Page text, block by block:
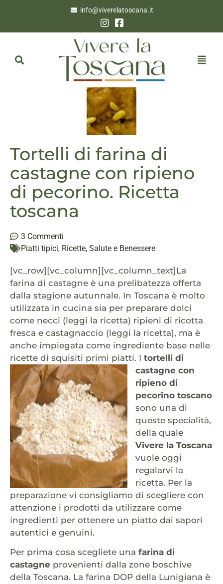
info@viverelatoscana.it
Tortelli di farina di
castagne con ripieno
di pecorino. Ricetta
toscana
3 Commenti
Piatti tipici, Ricette, Salute e Benessere
[vc_row][vc_column][vc_column_text]La
farina di castagne è una prelibatezza offerta
dalla stagione autunnale. In Toscana è molto
utilizzata in cucina sia per preparare dolci
come necci (leggi la ricetta) ripieni di ricotta
fresca e castagnaccio (leggi la ricetta), ma è
anche impiegata come ingrediente base nelle
ricette di squisiti primi piatti. I tortelli di
castagne con
ripieno di
pecorino toscano
sono una di
queste specialità,
della quale
Vivere la Toscana
vuole oggi
regalarvi la
ricetta. Per la
preparazione vi consigliamo di scegliere con
attenzione i prodotti da utilizzare come
ingredienti per ottenere un piatto dai sapori
autentici e genuini.
Per prima cosa scegliete una farina di
castagne provenienti dalla zone boschive
della Toscana. La farina DOP della Lunigiana è